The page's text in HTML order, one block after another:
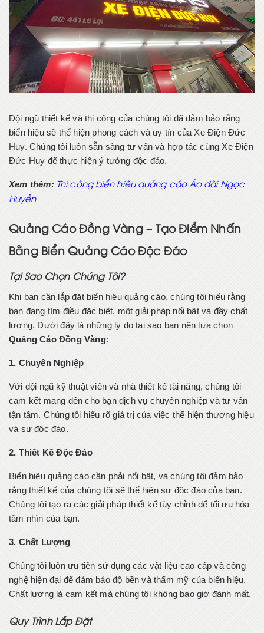
Đội ngũ thiết kế và thi công của chúng tôi đã đảm bảo rằng
biển hiệu sẽ thể hiện phong cách và uy tín của Xe Điện Đức
Huy. Chúng tôi luôn sẵn sàng tư vấn và hợp tác cùng Xe Điện
Đức Huy để thực hiện ý tưởng độc đáo.
Xem thêm: Thi công biển hiệu quảng cáo Áo dài Ngọc
Huyền
Quảng Cáo Đồng Vàng – Tạo Điểm Nhấn
Bằng Biển Quảng Cáo Độc Đáo
Tại Sao Chọn Chúng Tôi?
Khi bạn cần lắp đặt biển hiệu quảng cáo, chúng tôi hiểu rằng
bạn đang tìm điều đặc biệt, một giải pháp nổi bật và đầy chất
lượng. Dưới đây là những lý do tại sao bạn nên lựa chọn
Quảng Cáo Đồng Vàng:
1. Chuyên Nghiệp
Với đội ngũ kỹ thuật viên và nhà thiết kế tài năng, chúng tôi
cam kết mang đến cho bạn dịch vụ chuyên nghiệp và tư vấn
tận tâm. Chúng tôi hiểu rõ giá trị của việc thể hiện thương hiệu
và sự độc đáo.
2. Thiết Kế Độc Đáo
Biển hiệu quảng cáo cần phải nổi bật, và chúng tôi đảm bảo
rằng thiết kế của chúng tôi sẽ thể hiện sự độc đáo của bạn.
Chúng tôi tạo ra các giải pháp thiết kế tùy chỉnh để tối ưu hóa
tầm nhìn của bạn.
3. Chất Lượng
Chúng tôi luôn ưu tiên sử dụng các vật liệu cao cấp và công
nghệ hiện đại để đảm bảo độ bền và thẩm mỹ của biển hiệu.
Chất lượng là cam kết mà chúng tôi không bao giờ đánh mất.
Quy Trình Lắp Đặt